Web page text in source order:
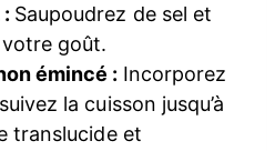
Saupoudrez de sel et
goût.
émincé : Incorporez
la cuisson jusqu’à
translucide et